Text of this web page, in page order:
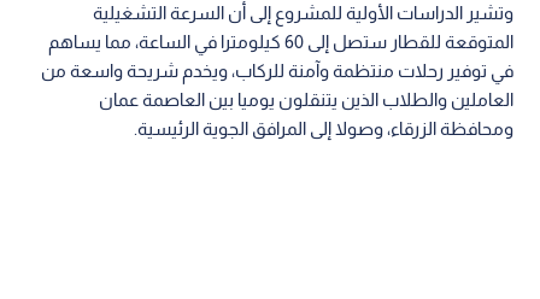
وتشير الدراسات الأولية للمشروع إلى أن السرعة التشغيلية
المتوقعة للقطار ستصل إلى 60 كيلومترا في الساعة، مما يساهم
في توفير رحلات منتظمة وآمنة للركاب، ويخدم شريحة واسعة من
العاملين والطلاب الذين يتنقلون يوميا بين العاصمة عمان
ومحافظة الزرقاء، وصولا إلى المرافق الجوية الرئيسية.